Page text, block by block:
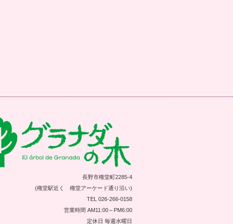
長野市権堂町2285-4
(権堂駅近く 権堂アーケード通り沿い)
TEL 026-266-0158
営業時間 AM11:00～PM6:00
定休日 毎週水曜日